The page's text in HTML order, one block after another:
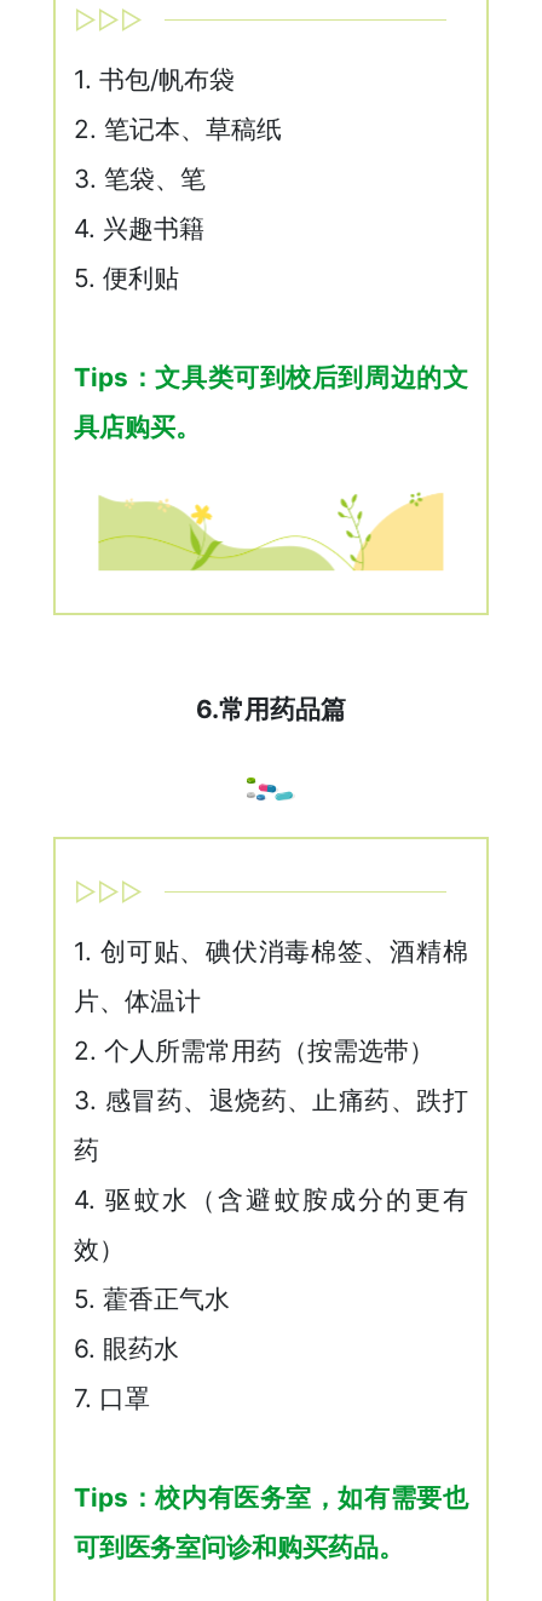
▷▷▷
1. 书包/帆布袋
2. 笔记本、草稿纸
3. 笔袋、笔
4. 兴趣书籍
5. 便利贴
Tips：文具类可到校后到周边的文
具店购买。
6.常用药品篇
▷▷▷
1. 创可贴、碘伏消毒棉签、酒精棉
片、体温计
2. 个人所需常用药（按需选带）
3. 感冒药、退烧药、止痛药、跌打
药
4. 驱蚊水（含避蚊胺成分的更有
效）
5. 藿香正气水
6. 眼药水
7. 口罩
Tips：校内有医务室，如有需要也
可到医务室问诊和购买药品。